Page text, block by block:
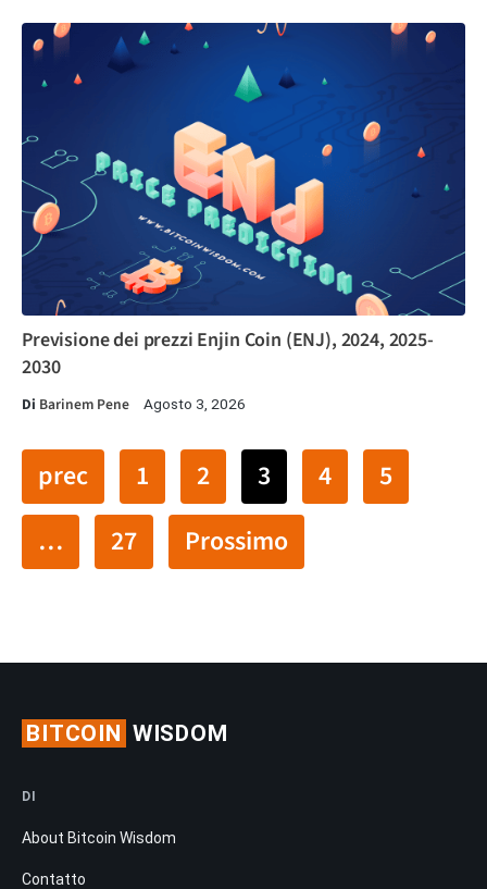
Previsione dei prezzi Enjin Coin (ENJ), 2024, 2025-
2030
Di Barinem Pene Agosto 3, 2026
prec 1 2 3 4
5
…
27 Prossimo
BITCOIN WISDOM
DI
About Bitcoin Wisdom
Contatto